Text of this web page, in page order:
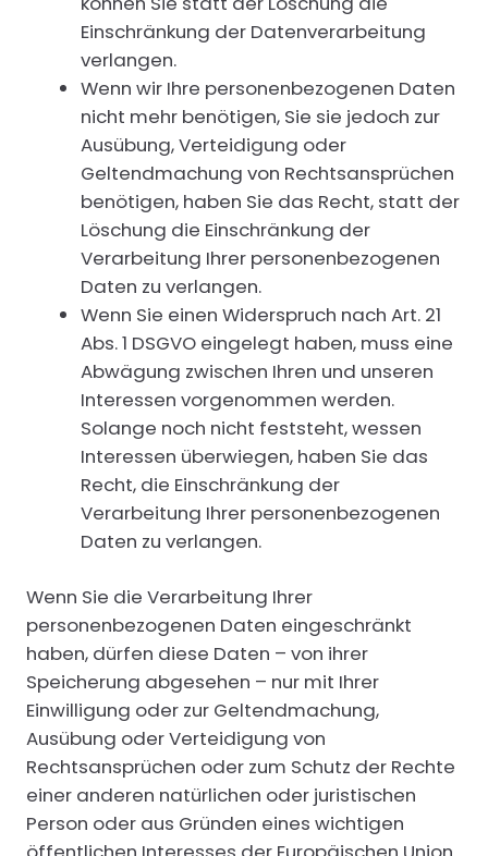
Einschränkung der Datenverarbeitung
verlangen.
Wenn wir Ihre personenbezogenen Daten
nicht mehr benötigen, Sie sie jedoch zur
Ausübung, Verteidigung oder
Geltendmachung von Rechtsansprüchen
benötigen, haben Sie das Recht, statt der
Löschung die Einschränkung der
Verarbeitung Ihrer personenbezogenen
Daten zu verlangen.
Wenn Sie einen Widerspruch nach Art. 21
Abs. 1 DSGVO eingelegt haben, muss eine
Abwägung zwischen Ihren und unseren
Interessen vorgenommen werden.
Solange noch nicht feststeht, wessen
Interessen überwiegen, haben Sie das
Recht, die Einschränkung der
Verarbeitung Ihrer personenbezogenen
Daten zu verlangen.
Wenn Sie die Verarbeitung Ihrer
personenbezogenen Daten eingeschränkt
haben, dürfen diese Daten – von ihrer
Speicherung abgesehen – nur mit Ihrer
Einwilligung oder zur Geltendmachung,
Ausübung oder Verteidigung von
Rechtsansprüchen oder zum Schutz der Rechte
einer anderen natürlichen oder juristischen
Person oder aus Gründen eines wichtigen